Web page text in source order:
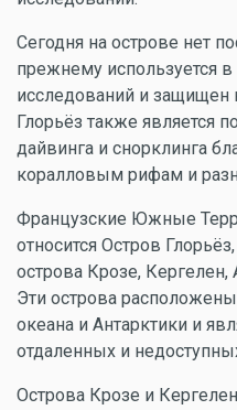
Сегодня на острове нет
прежнему используется
исследований и защищен
Глорьёз также является
дайвинга и снорклинга
коралловым рифам и
Французские Южные
относится Остров
острова Крозе,
Эти острова
океана и Антарктики и
отдаленных и
Острова Крозе и